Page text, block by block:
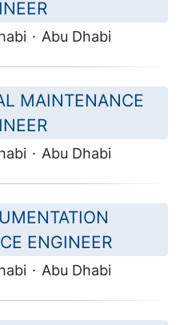
· Abu Dhabi
MAINTENANCE
· Abu Dhabi
ENGINEER
· Abu Dhabi